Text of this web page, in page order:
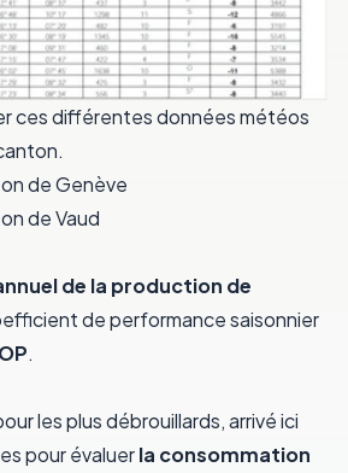
ces différentes données météos
de Genève
de Vaud
de la production de
de performance saisonnier
.
les plus débrouillards, arrivé ici
pour évaluerla consommation